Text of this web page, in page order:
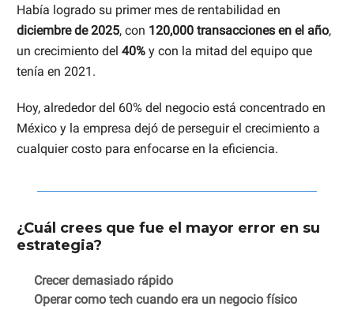
Había logrado su primer mes de rentabilidad en
diciembre de 2025, con 120,000 transacciones en el año,
un crecimiento del 40% y con la mitad del equipo que
tenía en 2021.
Hoy, alrededor del 60% del negocio está concentrado en
México y la empresa dejó de perseguir el crecimiento a
cualquier costo para enfocarse en la eficiencia.
¿Cuál crees que fue el mayor error en su
estrategia?
Crecer demasiado rápido
Operar como tech cuando era un negocio físico